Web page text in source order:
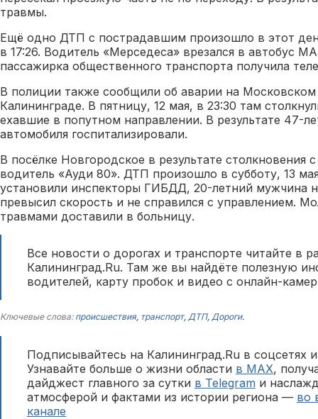
травмы.
Ещё одно ДТП с пострадавшим произошло в этот
в 17:26. Водитель «Мерседеса» врезался в автобус
пассажирка общественного транспорта получила
В полиции также сообщили об аварии на Московском
Калининграде. В пятницу, 12 мая, в 23:30 там
ехавшие в попутном направлении. В результате 47-
автомобиля госпитализировали.
В посёлке Новгородское в результате столкновения
водитель «Ауди 80». ДТП произошло в субботу, 13
установили инспекторы ГИБДД, 20-летний мужчина
превысил скорость и не справился с управлением.
травмами доставили в больницу.
Все новости о дорогах и транспорте читайте в
Калининград.Ru. Там же вы найдёте полезную
водителей, карту пробок и видео с онлайн-
Ключевые слова: происшествия, транспорт, ДТП, Дороги.
Подписывайтесь на Калининград.Ru в соцсетях
Узнавайте больше о жизни области в MAX,
дайджест главного за сутки в Telegram и
атмосферой и фактами из истории региона — во
канале